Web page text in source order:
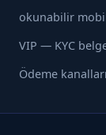
okunabilir
VIP — KYC
Ödeme